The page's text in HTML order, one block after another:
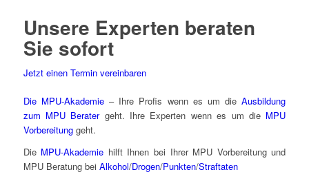
Unsere Experten beraten
Sie sofort
Jetzt einen Termin vereinbaren
Die MPU-Akademie– Ihre Profis wenn es um dieAusbildung
zum MPU Beratergeht. Ihre Experten wenn es um die MPU
Vorbereitunggeht.
Die MPU-Akademie hilft Ihnen bei Ihrer MPU Vorbereitung und
MPU Beratung bei Alkohol/Drogen/Punkten/Straftaten